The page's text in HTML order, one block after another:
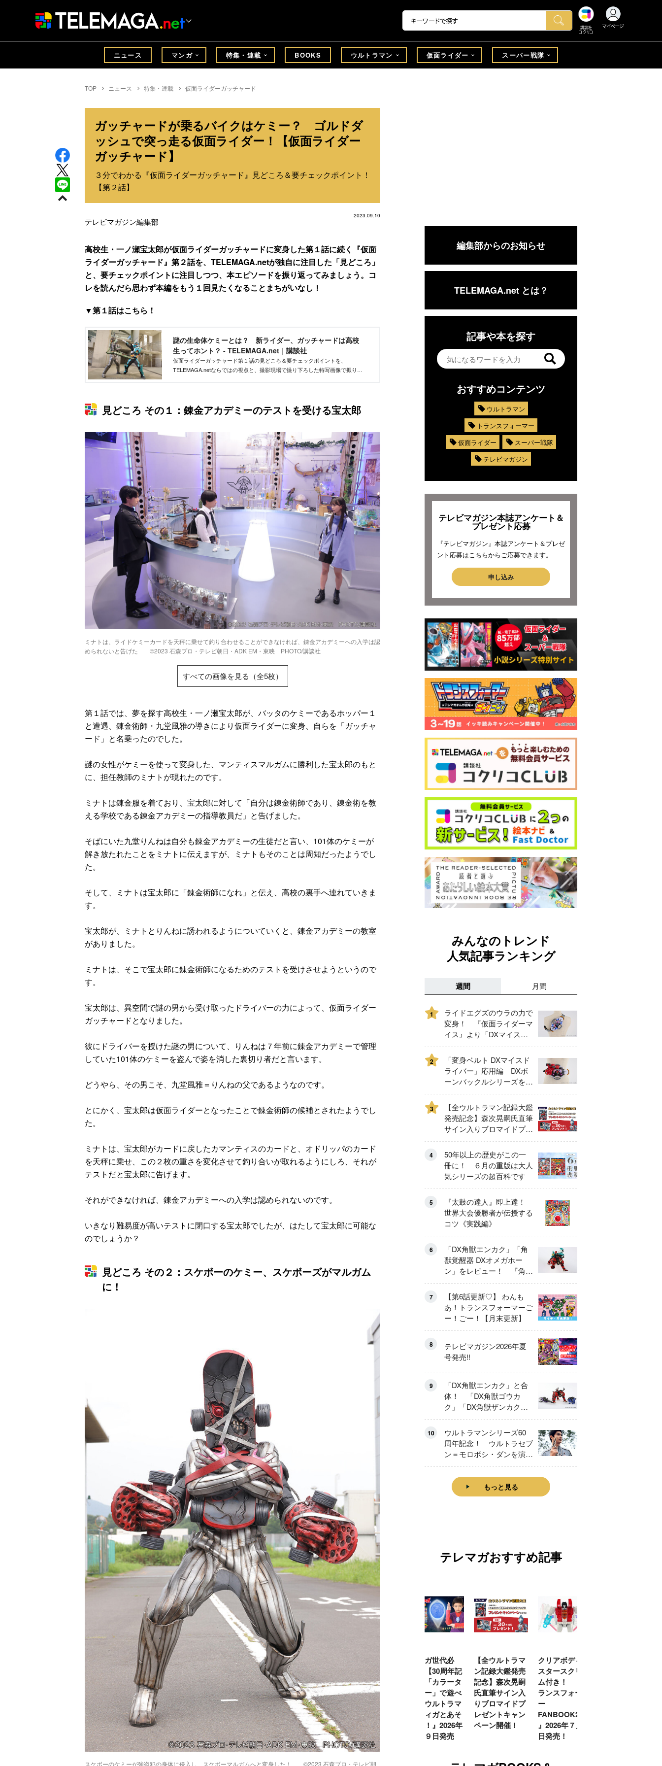
講談社
コクリコ
マイページ
ニュース マンガ 特集・連載 BOOKS ウルトラマン 仮面ライダー スーパー戦隊
TOP ニュース 特集・連載 仮面ライダーガッチャード
ガッチャードが乗るバイクはケミー？ ゴルドダ
ッシュで突っ走る仮面ライダー！【仮面ライダー
ガッチャード】
３分でわかる『仮面ライダーガッチャード』見どころ＆要チェックポイント！
【第２話】
2023.09.10
テレビマガジン編集部
高校生・一ノ瀬宝太郎が仮面ライダーガッチャードに変身した第１話に続く『仮面
ライダーガッチャード』第２話を、TELEMAGA.netが独自に注目した「見どころ」
と、要チェックポイントに注目しつつ、本エピソードを振り返ってみましょう。コ
レを読んだら思わず本編をもう１回見たくなることまちがいなし！
▼第１話はこちら！
謎の生命体ケミーとは？ 新ライダー、ガッチャードは高校
生ってホント？ - TELEMAGA.net｜講談社
仮面ライダーガッチャード第１話の見どころ＆要チェックポイントを、
TELEMAGA.netならではの視点と、撮影現場で撮り下ろした特写画像で振り返
見どころ その１：錬金アカデミーのテストを受ける宝太郎
ミナトは、ライドケミーカードを天秤に乗せて釣り合わせることができなければ、錬金アカデミーへの入学は認
められないと告げた ©2023 石森プロ・テレビ朝日・ADK EM・東映 PHOTO/講談社
すべての画像を見る（全5枚）
第１話では、夢を探す高校生・一ノ瀬宝太郎が、バッタのケミーであるホッパー１
と遭遇、錬金術師・九堂風雅の導きにより仮面ライダーに変身、自らを「ガッチャ
ード」と名乗ったのでした。
謎の女性がケミーを使って変身した、マンティスマルガムに勝利した宝太郎のもと
に、担任教師のミナトが現れたのです。
ミナトは錬金服を着ており、宝太郎に対して「自分は錬金術師であり、錬金術を教
える学校である錬金アカデミーの指導教員だ」と告げました。
そばにいた九堂りんねは自分も錬金アカデミーの生徒だと言い、101体のケミーが
解き放たれたことをミナトに伝えますが、ミナトもそのことは周知だったようでし
た。
そして、ミナトは宝太郎に「錬金術師になれ」と伝え、高校の裏手へ連れていきま
す。
宝太郎が、ミナトとりんねに誘われるようについていくと、錬金アカデミーの教室
がありました。
ミナトは、そこで宝太郎に錬金術師になるためのテストを受けさせようというので
す。
宝太郎は、異空間で謎の男から受け取ったドライバーの力によって、仮面ライダー
ガッチャードとなりました。
彼にドライバーを授けた謎の男について、りんねは７年前に錬金アカデミーで管理
していた101体のケミーを盗んで姿を消した裏切り者だと言います。
どうやら、その男こそ、九堂風雅＝りんねの父であるようなのです。
とにかく、宝太郎は仮面ライダーとなったことで錬金術師の候補とされたようでし
た。
ミナトは、宝太郎がカードに戻したカマンティスのカードと、オドリッパのカード
を天秤に乗せ、この２枚の重さを変化させて釣り合いが取れるようにしろ、それが
テストだと宝太郎に告げます。
それができなければ、錬金アカデミーへの入学は認められないのです。
いきなり難易度が高いテストに閉口する宝太郎でしたが、はたして宝太郎に可能な
のでしょうか？
見どころ その２：スケボーのケミー、スケボーズがマルガム
に！
スケボーのケミーが強盗犯の身体に侵入し、スケボーマルガムへと変身した！ ©2023 石森プロ・テレビ朝
編集部からのお知らせ
TELEMAGA.net とは？
記事や本を探す
おすすめコンテンツ
ウルトラマン
トランスフォーマー
仮面ライダー
スーパー戦隊
テレビマガジン
テレビマガジン本誌アンケート＆
プレゼント応募
『テレビマガジン』本誌アンケート＆プレゼ
ント応募はこちらからご応募できます。
申し込み
みんなのトレンド
人気記事ランキング
週間 月間
1
ライドエグズのウラの力で
変身！ 『仮面ライダーマ
イス』より「DXマイスド
ライバー」＆「DXマイス
エッジ」レビュー！
2
「変身ベルト DXマイスド
ライバー」応用編 DXボ
ーンバックルシリーズをレ
ビュー！
3
【全ウルトラマン記録大鑑
発売記念】森次晃嗣氏直筆
サイン入りブロマイドプレ
ゼントキャンペーン開催！
4
50年以上の歴史がこの一
冊に！ ６月の重版は大人
気シリーズの超百科です
5
『太鼓の達人』即上達！
世界大会優勝者が伝授する
コツ《実践編》
6
「DX角獣エンカク」「角
獣覚醒器 DXオメガホー
ン」をレビュー！ 『角醒
ハンター オメガホーン』
の玩具展開がスタート！
7
【第6話更新♡】 わんも
あ！トランスフォーマーご
ー！ごー！【月末更新】
8
テレビマガジン2026年夏
号発売!!
9
「DX角獣エンカク」と合
体！ 「DX角獣ゴウカ
ク」「DX角獣ザンカク」
をレビュー！
10
ウルトラマンシリーズ60
周年記念！ ウルトラセブ
ン＝モロボシ・ダンを演じ
た森次晃嗣氏特別インタビ
ュー
もっと見る
テレマガおすすめ記事
【特別編】トラ
ンスフォーマー
ごー！ごー！
【月イチ更新】
【第6話更新
♡】 わんもあ！
トランスフォー
マーごー！ご
ー！【月末更
新】
ウルトラマンシ
リーズ60周年記
念！ ウルトラ
セブン＝モロボ
シ・ダンを演じ
た森次晃嗣氏特
別インタビュー
仮面ライダー誕
生55周年記
念！ 仮面ライ
ダー１号＝本郷
猛を演じた藤岡
弘、氏特別イン
タビュー
2026年夏号発
売!!
ティガ世代必
見！【30周年記
念】「カラータ
イマー」で遊べ
る『ウルトラマ
ンティガとあそ
ぼう！』2026年
７月９日発売
【全ウルトラマ
ン記録大鑑発売
記念】森次晃嗣
氏直筆サイン入
りブロマイドプ
レゼントキャン
ペーン開催！
クリアボディの
スタースクリー
ム付き！ 『ト
ランスフォーマ
ー
FANBOOK2026
』2026年７月31
日発売！